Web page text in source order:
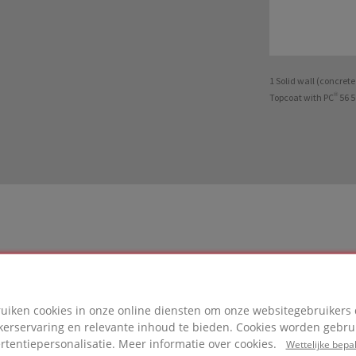
cookies in onze online diensten om onze websitegebruikers
en relevante inhoud te bieden. Cookies worden
Meer informatie over cookies.
Wettelijke
1 Solid wall
Topcoat with PC®
in dit project